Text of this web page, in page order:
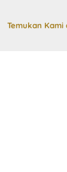
Temukan Kami